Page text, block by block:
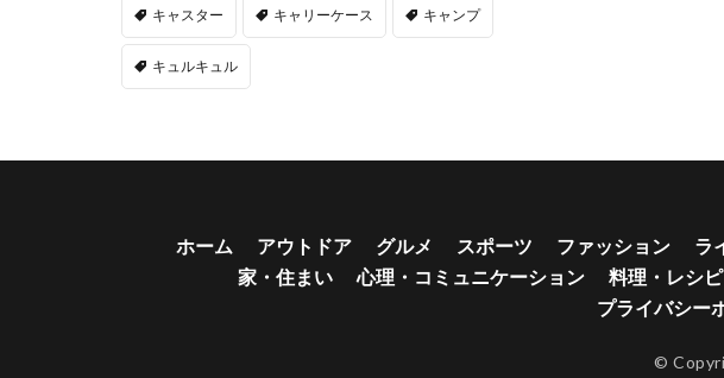
キャスター キャリーケース キャンプ
キュルキュル
ホーム アウトドア グルメ スポーツ ファッション ラ
家・住まい
心理・コミュニケーション 料理・レシピ
プライバシー
©